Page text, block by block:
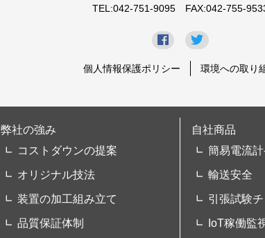
TEL:042-751-9095 FAX:042-755-
個人情報保護ポリシー 環境への取り
弊社の強み
コストダウンの提案
オリジナル技法
装置の加工組み立て
品質保証体制
自社商品
簡易電流
輸送安全
引張試験
IoT稼働監